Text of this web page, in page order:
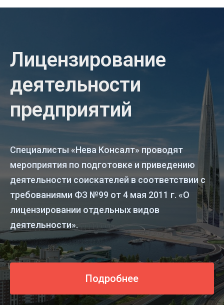
Лицензирование
деятельности
предприятий
Специалисты «Нева Консалт» проводят
мероприятия по подготовке и приведению
деятельности соискателей в соответствии с
требованиями ФЗ №99 от 4 мая 2011 г. «О
лицензировании отдельных видов
деятельности».
Подробнее